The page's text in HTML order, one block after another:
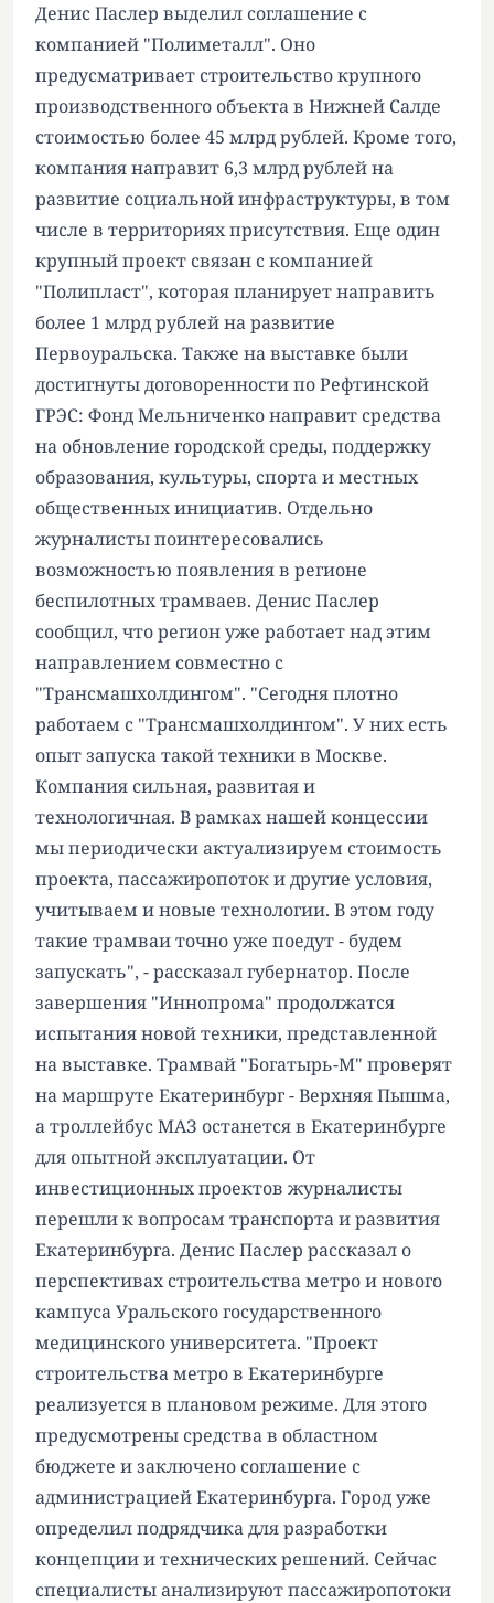
Денис Паслер выделил соглашение с
компанией "Полиметалл". Оно
предусматривает строительство крупного
производственного объекта в Нижней Салде
стоимостью более 45 млрд рублей. Кроме того,
компания направит 6,3 млрд рублей на
развитие социальной инфраструктуры, в том
числе в территориях присутствия. Еще один
крупный проект связан с компанией
"Полипласт", которая планирует направить
более 1 млрд рублей на развитие
Первоуральска. Также на выставке были
достигнуты договоренности по Рефтинской
ГРЭС: Фонд Мельниченко направит средства
на обновление городской среды, поддержку
образования, культуры, спорта и местных
общественных инициатив. Отдельно
журналисты поинтересовались
возможностью появления в регионе
беспилотных трамваев. Денис Паслер
сообщил, что регион уже работает над этим
направлением совместно с
"Трансмашхолдингом". "Сегодня плотно
работаем с "Трансмашхолдингом". У них есть
опыт запуска такой техники в Москве.
Компания сильная, развитая и
технологичная. В рамках нашей концессии
мы периодически актуализируем стоимость
проекта, пассажиропоток и другие условия,
учитываем и новые технологии. В этом году
такие трамваи точно уже поедут - будем
запускать", - рассказал губернатор. После
завершения "Иннопрома" продолжатся
испытания новой техники, представленной
на выставке. Трамвай "Богатырь-М" проверят
на маршруте Екатеринбург - Верхняя Пышма,
а троллейбус МАЗ останется в Екатеринбурге
для опытной эксплуатации. От
инвестиционных проектов журналисты
перешли к вопросам транспорта и развития
Екатеринбурга. Денис Паслер рассказал о
перспективах строительства метро и нового
кампуса Уральского государственного
медицинского университета. "Проект
строительства метро в Екатеринбурге
реализуется в плановом режиме. Для этого
предусмотрены средства в областном
бюджете и заключено соглашение с
администрацией Екатеринбурга. Город уже
определил подрядчика для разработки
концепции и технических решений. Сейчас
специалисты анализируют пассажиропотоки